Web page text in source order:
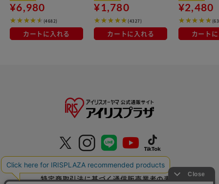
¥6,980
(4682)
カートに入れる
¥1,780
(4327)
カートに入れる
¥2,480
カート
特定商取引法に基づく通信販売業者の表示